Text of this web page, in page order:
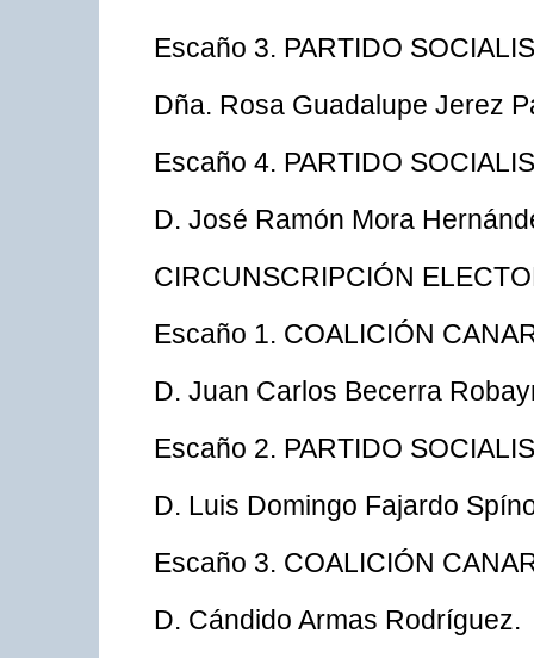
Escaño 3. PARTIDO
Dña. Rosa Guadalupe Jerez
Escaño 4. PARTIDO
D. José Ramón Mora
CIRCUNSCRIPCIÓN
Escaño 1. COALICIÓN
D. Juan Carlos Becerra
Escaño 2. PARTIDO
D. Luis Domingo Fajardo
Escaño 3. COALICIÓN
D. Cándido Armas Rodríguez.